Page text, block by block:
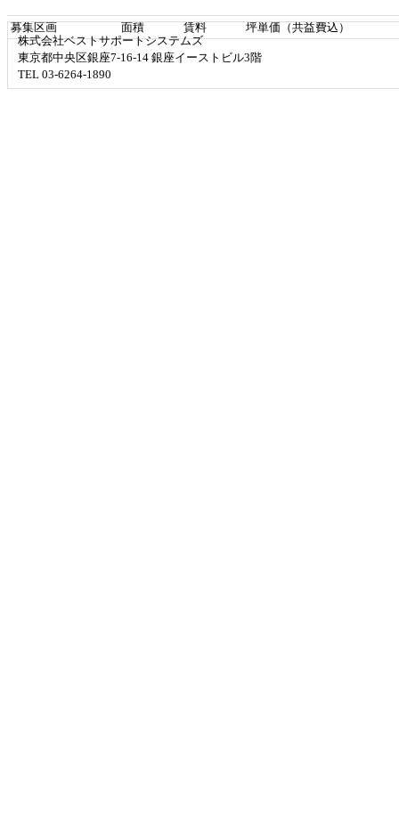
募集区画 面積 賃料
坪単価（共益費込）
株式会社ベストサポートシステムズ
東京都中央区銀座7-16-14 銀座イーストビル3階
TEL 03-6264-1890